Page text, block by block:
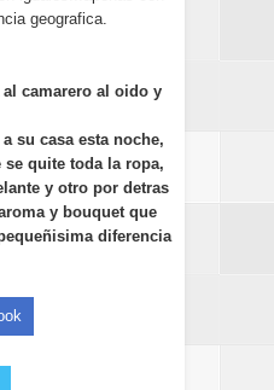
geografica.
camarero al oido y
su casa esta noche,
se quite toda la ropa,
y otro por detras
y bouquet que
diferencia